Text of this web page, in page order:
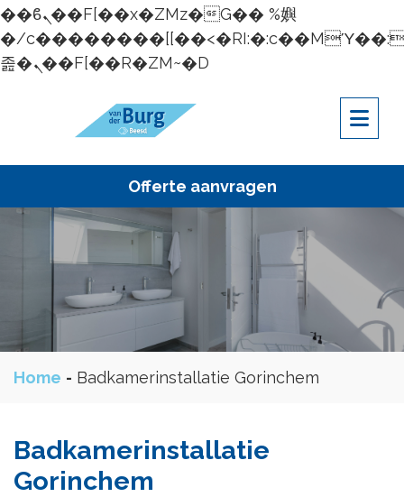
��ϐܢ��F[��x�ZMz�G�� %嬩
�/
졾�ܢ��F[��R�ZM~�D
Offerte aanvragen
Home - Badkamerinstallatie Gorinchem
Badkamerinstallatie
Gorinchem